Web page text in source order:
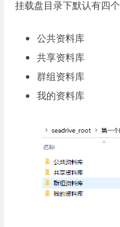
挂载盘目录下默认有四个
公共资料库
共享资料库
群组资料库
我的资料库